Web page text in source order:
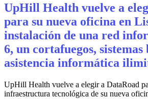
UpHill Health vuelve a
para su nueva oficina en
instalación de una red
6, un cortafuegos,
asistencia informática
UpHill Health vuelve a elegir a DataRoad
infraestructura tecnológica de su nueva